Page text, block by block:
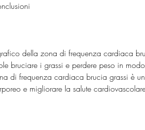
della zona di frequenza cardiaca
bruciare i grassi e perdere peso in
di frequenza cardiaca brucia grassi è
e migliorare la salute